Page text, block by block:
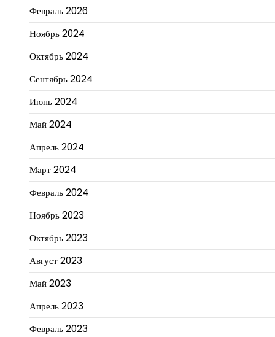
Февраль 2026
Ноябрь 2024
Октябрь 2024
Сентябрь 2024
Июнь 2024
Май 2024
Апрель 2024
Март 2024
Февраль 2024
Ноябрь 2023
Октябрь 2023
Август 2023
Май 2023
Апрель 2023
Февраль 2023